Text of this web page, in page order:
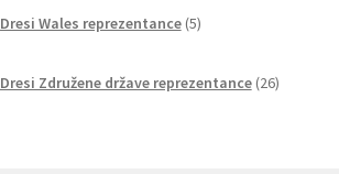
Dresi Wales reprezentance 5izdelkov
Dresi Združene države reprezentance 26izdelkov